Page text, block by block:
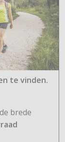
te vinden.
brede